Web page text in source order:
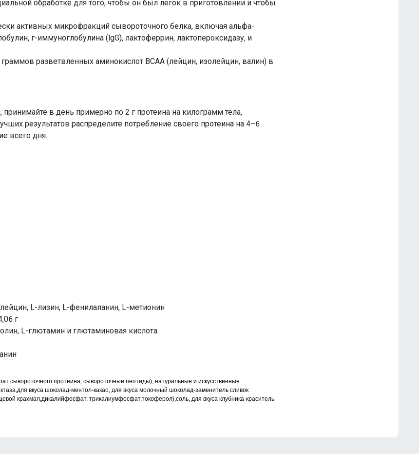
обработке для того, чтобы он был легок в приготовлении и чтобы
активных микрофракций сывороточного белка, включая альфа-
г-иммуноглобулина (lgG), лактоферрин, лактопероксидазу, и
разветвленных аминокислот BCAA (лейцин, изолейцин, валин) в
в день примерно по 2 г протеина на килограмм тела,
результатов распределите потребление своего протеина на 4–6
всего дня.
L-лизин, L-фенилаланин, L-метионин
г
L-глютамин и глютаминовая кислота
сывороточного протеина, сывороточные пептиды), натуральные и искусственные
вкуса шоколад-ментол-какао, для вкуса молочный шоколад-заменитель сливок
крахмал,дикалийфосфат, трикалиумфосфат,токоферол),соль, для вкуса клубника-краситель